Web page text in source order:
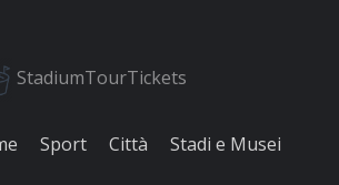
StadiumTourTickets
Sport Città Stadi e Musei